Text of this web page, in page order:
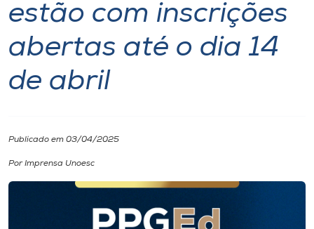
Portal de Ensino
Unoesc
I.nova
estão com inscrições
abertas até o dia 14
de abril
Publicado em 03/04/2025
Por Imprensa Unoesc